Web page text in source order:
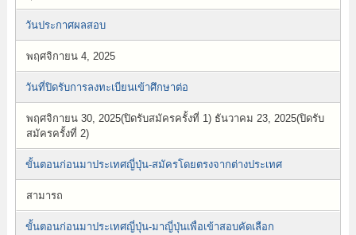
วันประกาศผลสอบ
พฤศจิกายน 4, 2025
วันที่ปิดรับการลงทะเบียนเข้าศึกษาต่อ
พฤศจิกายน 30, 2025(ปิดรับสมัครครั้งที่ 1) ธันวาคม 23, 2025(ปิดรับ
สมัครครั้งที่ 2)
ขั้นตอนก่อนมาประเทศญี่ปุ่น-สมัครโดยตรงจากต่างประเทศ
สามารถ
ขั้นตอนก่อนมาประเทศญี่ปุ่น-มาญี่ปุ่นเพื่อเข้าสอบคัดเลือก